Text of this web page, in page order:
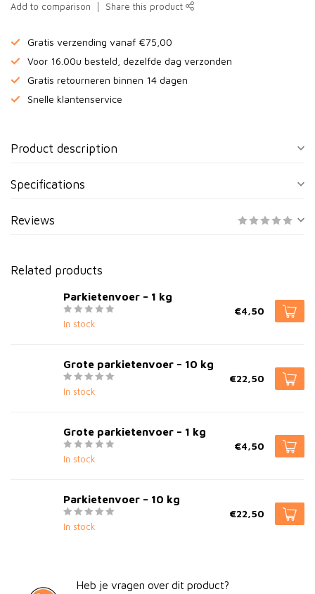
Add to comparison Share this product
Gratis verzending vanaf €75,00
Voor 16.00u besteld, dezelfde dag verzonden
Gratis retourneren binnen 14 dagen
Snelle klantenservice
Product description
Specifications
Reviews
Related products
Parkietenvoer – 1 kg
In stock
€4,50
Grote parkietenvoer – 10 kg
In stock
€22,50
Grote parkietenvoer – 1 kg
In stock
€4,50
Parkietenvoer – 10 kg
In stock
€22,50
Heb je vragen over dit product?